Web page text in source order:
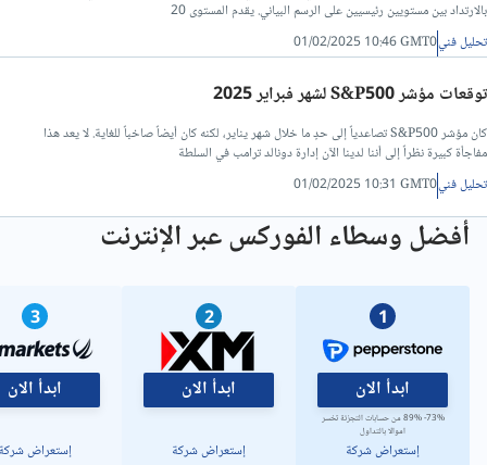
تحليل فني/سعر الدينار الاردني مقابل الجنيه المصرى
تحليل فني/الدولار مقابل الليرة التركية
تحليل فني/الدولار مقابل الريال القطري
تحليل فني/الدينار العراقي مقابل الدولار
تحليل فني/الدرهم الاماراتي مقابل الجنيه المصري
تحليل فني/سعر الدولار مقابل الريال عماني
تحليل فني/سعر الدولار مقابل الشيكل
بالارتداد بين مستويين رئيسيين على الرسم البياني. يقدم المستوى 20
تحليل فني01/02/2025 10:46 GMT0
توقعات مؤشر S&P500 لشهر فبراير 2025
كان مؤشر S&P500 تصاعدياً إلى حدٍ ما خلال شهر يناير، لكنه كان أيضاً صاخباً للغاية. لا يعد هذا
مفاجأة كبيرة نظراً إلى أننا لدينا الآن إدارة دونالد ترامب في السلطة
تحليل فني01/02/2025 10:31 GMT0
أفضل وسطاء الفوركس عبر الإنترنت
1
ابدأ الان
73%- 89% من حسابات التجزئة تخسر
اموالا بالتداول
إستعراض شركة
2
ابدأ الان
إستعراض شركة
3
ابدأ الان
إستعراض